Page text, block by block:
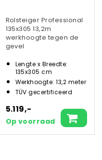
Rolsteiger Professional
135x305 13,2m
werkhoogte tegen de
gevel
Lengte x Breedte:
135x305 cm
Werkhoogte: 13,2 meter
TÜV gecertificeerd
5.119,-
Op voorraad